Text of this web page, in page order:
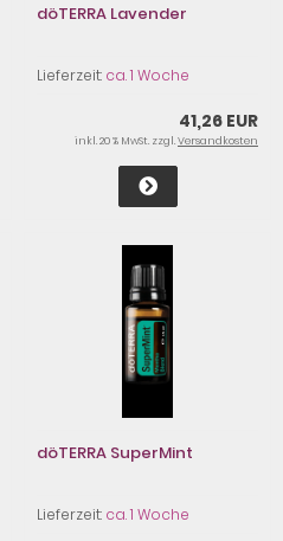
döTERRA Lavender
Lieferzeit: ca. 1 Woche
41,26 EUR
inkl. 20 % MwSt. zzgl.Versandkosten
döTERRA SuperMint
Lieferzeit: ca. 1 Woche